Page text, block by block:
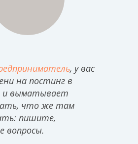
, у вас
на постинг в
и выматывает
что же там
пишите,
вопросы.